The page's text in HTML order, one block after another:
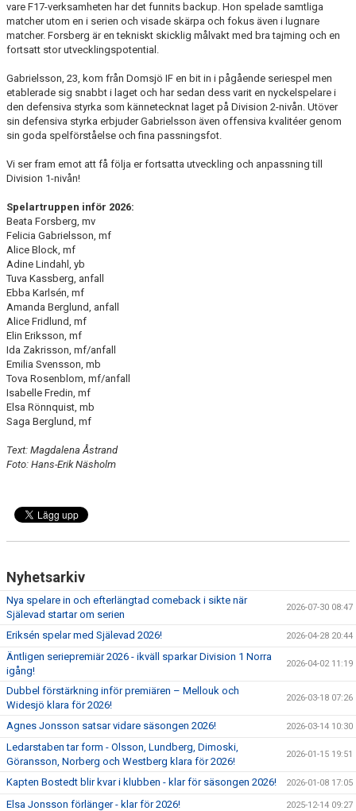
vare F17-verksamheten har det funnits backup. Hon spelade samtliga
matcher utom en i serien och visade skärpa och fokus även i lugnare
matcher. Forsberg är en tekniskt skicklig målvakt med bra tajming och en
fortsatt stor utvecklingspotential.
Gabrielsson, 23, kom från Domsjö IF en bit in i pågående seriespel men
etablerade sig snabbt i laget och har sedan dess varit en nyckelspelare i
den defensiva styrka som kännetecknat laget på Division 2-nivån. Utöver
sin defensiva styrka erbjuder Gabrielsson även offensiva kvalitéer genom
sin goda spelförståelse och fina passningsfot.
Vi ser fram emot att få följa er fortsatta utveckling och anpassning till
Division 1-nivån!
Spelartruppen inför 2026:
Beata Forsberg, mv
Felicia Gabrielsson, mf
Alice Block, mf
Adine Lindahl, yb
Tuva Kassberg, anfall
Ebba Karlsén, mf
Amanda Berglund, anfall
Alice Fridlund, mf
Elin Eriksson, mf
Ida Zakrisson, mf/anfall
Emilia Svensson, mb
Tova Rosenblom, mf/anfall
Isabelle Fredin, mf
Elsa Rönnquist, mb
Saga Berglund, mf
Text: Magdalena Åstrand
Foto: Hans-Erik Näsholm
Nyhetsarkiv
Nya spelare in och efterlängtad comeback i sikte när
Själevad startar om serien
2026-07-30 08:47
Eriksén spelar med Själevad 2026! 2026-04-28 20:44
Äntligen seriepremiär 2026 - ikväll sparkar Division 1 Norra
igång!
2026-04-02 11:19
Dubbel förstärkning inför premiären – Mellouk och
Widesjö klara för 2026!
2026-03-18 07:26
Agnes Jonsson satsar vidare säsongen 2026! 2026-03-14 10:30
Ledarstaben tar form - Olsson, Lundberg, Dimoski,
Göransson, Norberg och Westberg klara för 2026!
2026-01-15 19:51
Kapten Bostedt blir kvar i klubben - klar för säsongen 2026! 2026-01-08 17:05
Elsa Jonsson förlänger - klar för 2026! 2025-12-14 09:27